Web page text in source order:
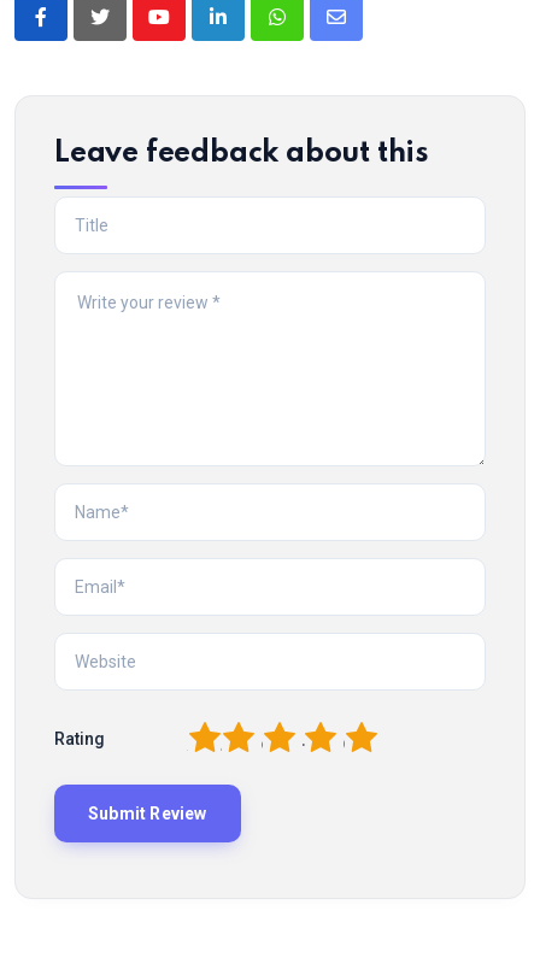
YoutubeLinkedInWhatsappShare
Email
Leave feedback about this
Rating 5
4
3
2